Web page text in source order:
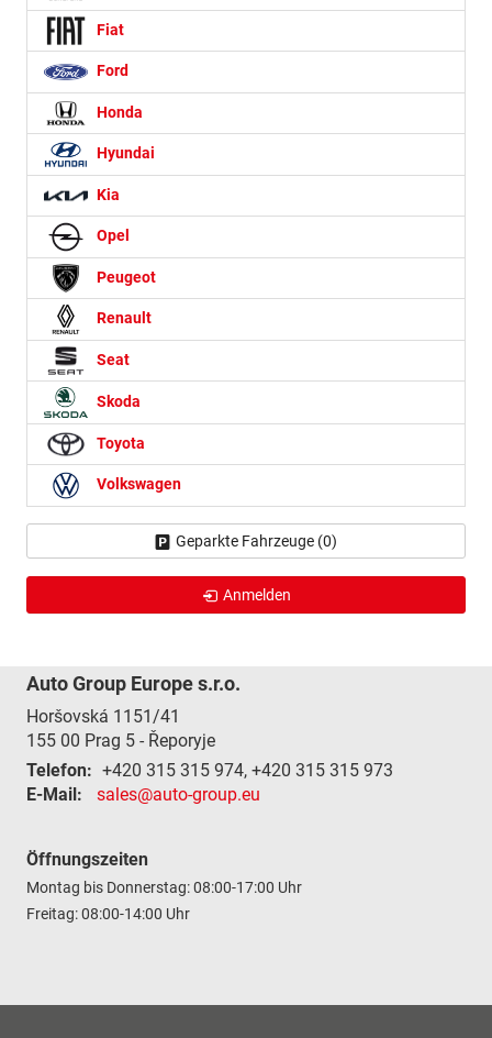
Fiat
Ford
Honda
Hyundai
Kia
Opel
Peugeot
Renault
Seat
Skoda
Toyota
Volkswagen
Geparkte Fahrzeuge (0)
Anmelden
Auto Group Europe s.r.o.
Horšovská 1151/41
155 00 Prag 5 - Řeporyje
Telefon: +420 315 315 974, +420 315 315 973
E-Mail:
sales@auto-group.eu
Öffnungszeiten
Montag bis Donnerstag: 08:00-17:00 Uhr
Freitag: 08:00-14:00 Uhr